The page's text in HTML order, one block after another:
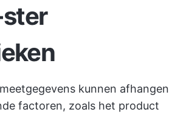
kunnen afhangen
factoren, zoals het product